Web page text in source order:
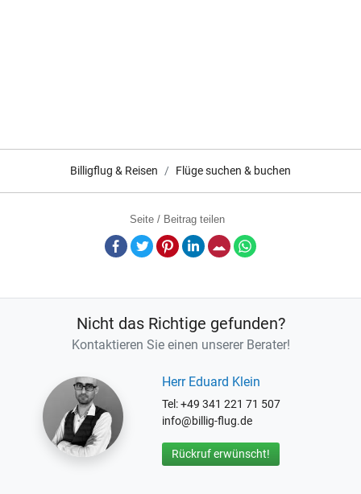
Billigflug & Reisen Flüge suchen & buchen
Seite / Beitrag teilen
Facebook
TwitterPinterestLinkedInE-Mail
Nicht das Richtige gefunden?
Kontaktieren Sie einen unserer Berater!
Herr Eduard Klein
Tel: +49 341 221 71 507
info@billig-flug.de
Rückruf erwünscht!